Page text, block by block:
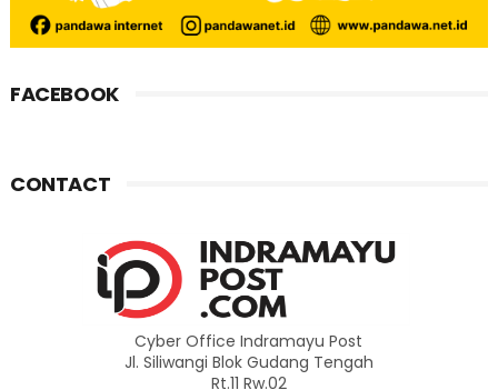
FACEBOOK
CONTACT
Cyber Office Indramayu Post
Jl. Siliwangi Blok Gudang Tengah
Rt.11 Rw.02